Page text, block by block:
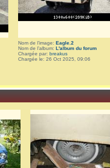
Nom de l’image: Eagle.2
Nom de l’album: L'album du forum
Chargée par: breakus
Chargée le: 26 Oct 2025, 09:06